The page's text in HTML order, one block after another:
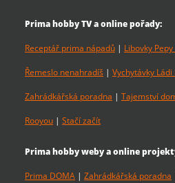
Prima hobby TV a online pořady:
Receptář prima nápadů | Libovky
Řemeslo nenahradíš | Vychytávky
Zahrádkářská poradna | Tajemství
Rooyou | Stačí začít
Prima hobby weby a online
Prima DOMA | Zahrádkářská poradna